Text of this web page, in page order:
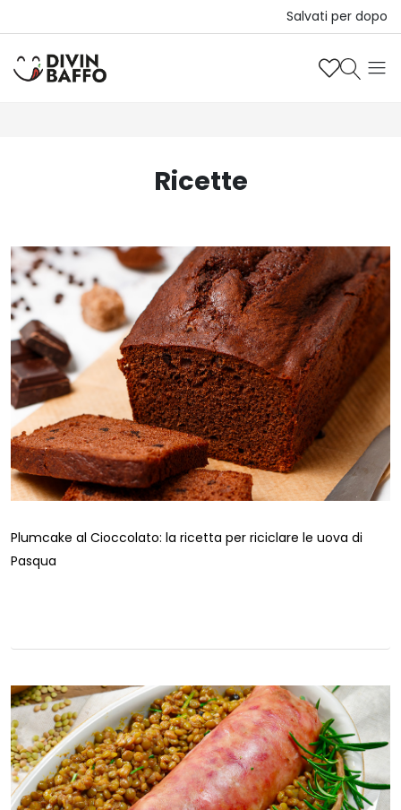
Salvati per dopo
Ricette
Plumcake al Cioccolato: la ricetta per riciclare le uova di
Pasqua